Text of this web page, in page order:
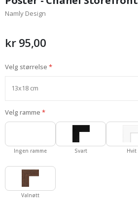
begynnelsen
av
Namly Design
kr 95,00
Velg størrelse
Velg ramme
Ingen ramme Svart Hvit
Valnøtt